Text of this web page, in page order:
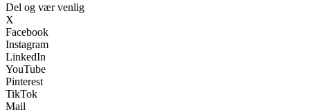
Del og vær venlig
X
Facebook
Instagram
LinkedIn
YouTube
Pinterest
TikTok
Mail